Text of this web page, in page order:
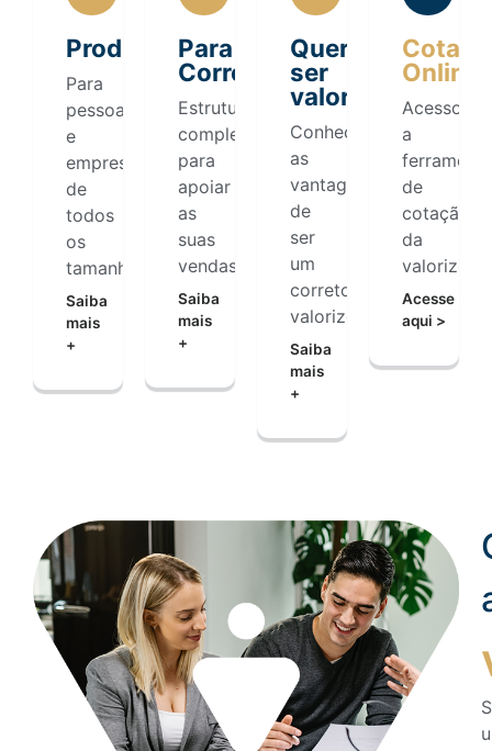
Produtos
Para
pessoas
e
empresas
de
todos
os
tamanhos
Saiba
mais
+
Para
Corretores
Estrutura
completa
para
apoiar
as
suas
vendas
Saiba
mais
+
Quero
ser
valorize
Conheça
as
vantagens
de
ser
um
corretor
valorize
Saiba
mais
+
Online
Acesso
a
ferramenta
de
cotação
da
valorize
Acesse
aqui >